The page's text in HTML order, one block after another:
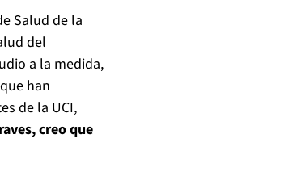
Salud de la
del
a la medida,
han
de la UCI,
creo que